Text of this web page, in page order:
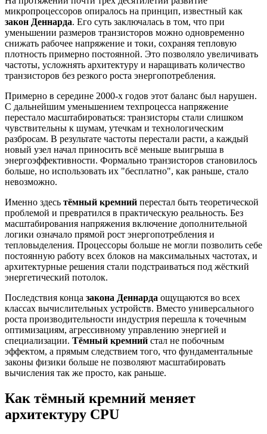
микропроцессоров опиралось на принцип, известный как
закон Деннарда. Его суть заключалась в том, что при
уменьшении размеров транзисторов можно одновременно
снижать рабочее напряжение и токи, сохраняя тепловую
плотность примерно постоянной. Это позволяло увеличивать
частоты, усложнять архитектуру и наращивать количество
транзисторов без резкого роста энергопотребления.
Примерно в середине 2000-х годов этот баланс был нарушен.
С дальнейшим уменьшением техпроцесса напряжение
перестало масштабироваться: транзисторы стали слишком
чувствительны к шумам, утечкам и технологическим
разбросам. В результате частоты перестали расти, а каждый
новый узел начал приносить всё меньше выигрыша в
энергоэффективности. Формально транзисторов становилось
больше, но использовать их "бесплатно", как раньше, стало
невозможно.
Именно здесь тёмный кремний перестал быть теоретической
проблемой и превратился в практическую реальность. Без
масштабирования напряжения включение дополнительной
логики означало прямой рост энергопотребления и
тепловыделения. Процессоры больше не могли позволить себе
постоянную работу всех блоков на максимальных частотах, и
архитектурные решения стали подстраиваться под жёсткий
энергетический потолок.
Последствия конца закона Деннарда ощущаются во всех
классах вычислительных устройств. Вместо универсального
роста производительности индустрия перешла к точечным
оптимизациям, агрессивному управлению энергией и
специализации. Тёмный кремний стал не побочным
эффектом, а прямым следствием того, что фундаментальные
законы физики больше не позволяют масштабировать
вычисления так же просто, как раньше.
Как тёмный кремний меняет
архитектуру CPU